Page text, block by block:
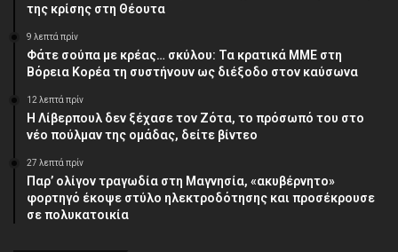
της κρίσης στη Θέουτα
9 λεπτά πρίν
Φάτε σούπα με κρέας… σκύλου: Τα κρατικά ΜΜΕ στη
Βόρεια Κορέα τη συστήνουν ως διέξοδο στον καύσωνα
12 λεπτά πρίν
Η Λίβερπουλ δεν ξέχασε τον Ζότα, το πρόσωπό του στο
νέο πούλμαν της ομάδας, δείτε βίντεο
27 λεπτά πρίν
Παρ’ ολίγον τραγωδία στη Μαγνησία, «ακυβέρνητο»
φορτηγό έκοψε στύλο ηλεκτροδότησης και προσέκρουσε
σε πολυκατοικία